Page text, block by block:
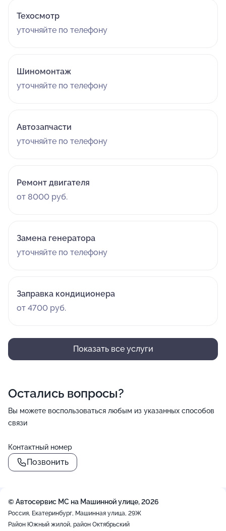
Техосмотр
уточняйте по телефону
Шиномонтаж
уточняйте по телефону
Автозапчасти
уточняйте по телефону
Ремонт двигателя
от 8000 руб.
Замена генератора
уточняйте по телефону
Заправка кондиционера
от 4700 руб.
Показать все услуги
Остались вопросы?
Вы можете воспользоваться любым из указанных способов
связи
Контактный номер
Позвонить
+
−
© Автосервис МС на Машинной улице, 2026
Россия, Екатеринбург, Машинная улица, 29Ж
Район Южный жилой, район Октябрьский